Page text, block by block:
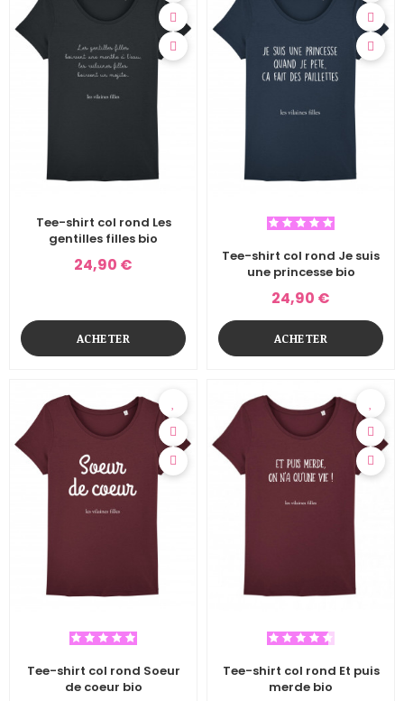
Tee-shirt col rond Les
gentilles filles bio
24,90 €
ACHETER
Tee-shirt col rond Je suis
une princesse bio
24,90 €
ACHETER
Tee-shirt col rond Soeur
de coeur bio
Tee-shirt col rond Et puis
merde bio